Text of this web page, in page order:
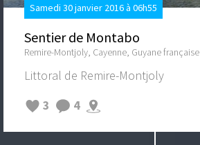
Samedi 30 janvier 2016 à 06h55
Sentier de Montabo
Remire-Montjoly, Cayenne, Guyane française
Littoral de Remire-Montjoly
3
4